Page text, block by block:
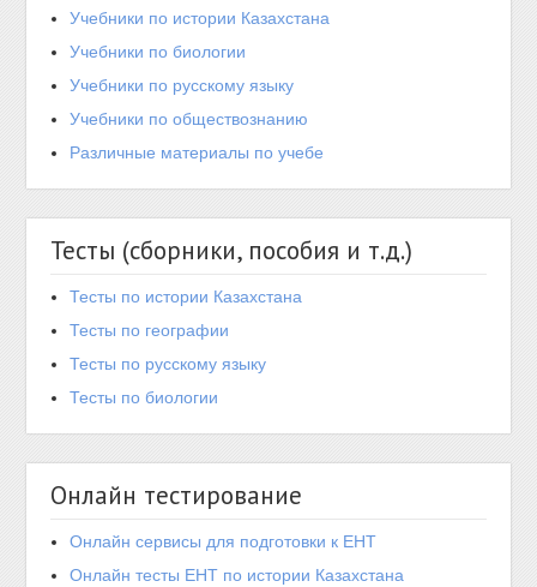
Учебники по истории Казахстана
Учебники по биологии
Учебники по русскому языку
Учебники по обществознанию
Различные материалы по учебе
Тесты (сборники, пособия и т.д.)
Тесты по истории Казахстана
Тесты по географии
Тесты по русскому языку
Тесты по биологии
Онлайн тестирование
Онлайн сервисы для подготовки к ЕНТ
Онлайн тесты ЕНТ по истории Казахстана